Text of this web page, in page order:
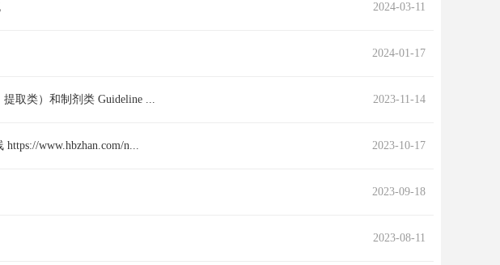
2024-03-11
2024-01-17
2023-11-14
取类）和制剂类 Guideline ...
2023-10-17
www.hbzhan.com/n...
2023-09-18
2023-08-11